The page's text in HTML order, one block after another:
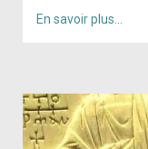
En savoir plus…